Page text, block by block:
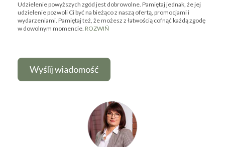
Udzielenie powyższych zgód jest dobrowolne. Pamiętaj jednak, że jej
udzielenie pozwoli Ci być na bieżąco z naszą ofertą, promocjami i
wydarzeniami. Pamiętaj też, że możesz z łatwością cofnąć każdą zgodę
w dowolnym momencie. ROZWIŃ